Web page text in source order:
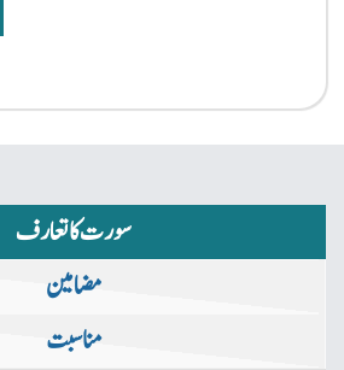
سورت کا تعارف
مضامین
مناسبت